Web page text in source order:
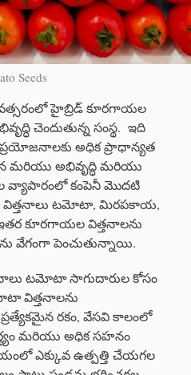
Seeds
హైబ్రిడ్ కూరగాయల
చెందుతున్న సంస్థ. ఇది
అధిక ప్రాధాన్యత
మరియు అభివృద్ధి మరియు
వ్యాపారంలో కంపెనీ మొదటి
విత్తనాలు టమోటా, మిరపకాయ,
కూరగాయల విత్తనాలను
వేగంగా పెంచుతున్నాయి.
టమోటా సాగుదారుల కోసం
విత్తనాలను
రకం, వేసవి కాలంలో
మరియు అధిక సహనం
ఎక్కువ ఉత్పత్తి చేయగల